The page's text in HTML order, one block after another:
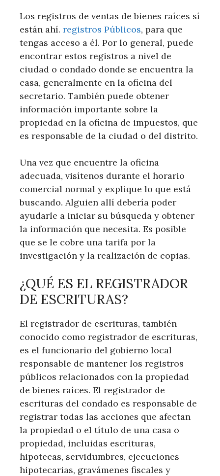
Los registros de ventas de bienes raíces sí
están ahí. registros Públicos, para que
tengas acceso a él. Por lo general, puede
encontrar estos registros a nivel de
ciudad o condado donde se encuentra la
casa, generalmente en la oficina del
secretario. También puede obtener
información importante sobre la
propiedad en la oficina de impuestos, que
es responsable de la ciudad o del distrito.
Una vez que encuentre la oficina
adecuada, visítenos durante el horario
comercial normal y explique lo que está
buscando. Alguien allí debería poder
ayudarle a iniciar su búsqueda y obtener
la información que necesita. Es posible
que se le cobre una tarifa por la
investigación y la realización de copias.
¿QUÉ ES EL REGISTRADOR
DE ESCRITURAS?
El registrador de escrituras, también
conocido como registrador de escrituras,
es el funcionario del gobierno local
responsable de mantener los registros
públicos relacionados con la propiedad
de bienes raíces. El registrador de
escrituras del condado es responsable de
registrar todas las acciones que afectan
la propiedad o el título de una casa o
propiedad, incluidas escrituras,
hipotecas, servidumbres, ejecuciones
hipotecarias, gravámenes fiscales y